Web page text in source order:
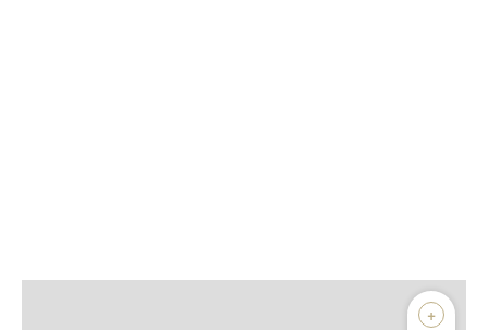
+